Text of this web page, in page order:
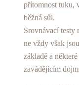
přítomnost tuku,
běžná sůl.
Srovnávací testy
ne vždy však
základě a
zavádějícím